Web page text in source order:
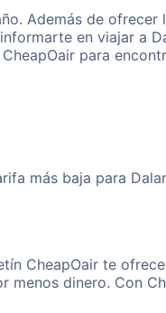
Además de ofrecer
en viajar a
para
más baja para
CheapOair te
dinero. Con